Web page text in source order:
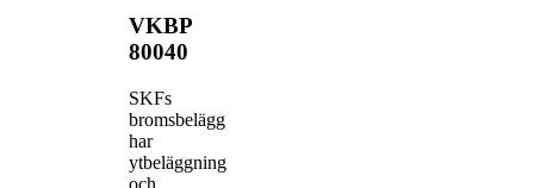
VKBP
80040
SKFs
bromsbelägg
har
ytbeläggning
och